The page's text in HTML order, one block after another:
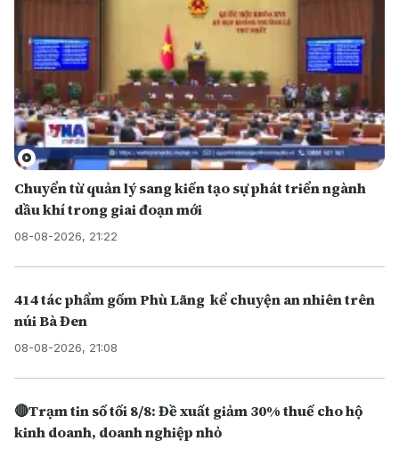
Chuyển từ quản lý sang kiến tạo sự phát triển ngành
dầu khí trong giai đoạn mới
08-08-2026, 21:22
414 tác phẩm gốm Phù Lãng kể chuyện an nhiên trên
núi Bà Đen
08-08-2026, 21:08
🔴Trạm tin số tối 8/8: Đề xuất giảm 30% thuế cho hộ
kinh doanh, doanh nghiệp nhỏ